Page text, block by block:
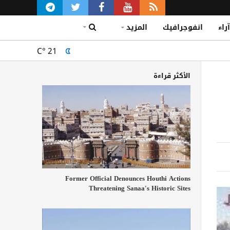
آراء انفوجرافيك المزيد
C° 21
الأكثر قراءة
Former Official Denounces Houthi Actions
Threatening Sanaa's Historic Sites